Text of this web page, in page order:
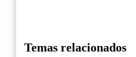
Temas relacionados